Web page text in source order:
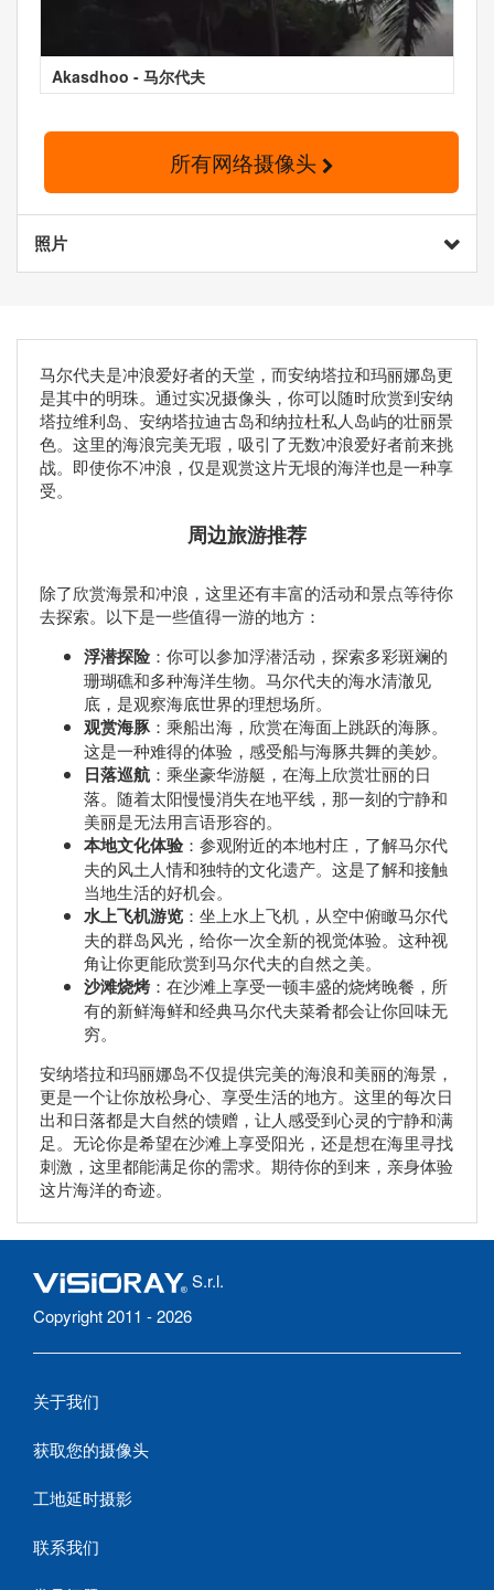
Akasdhoo - 马尔代夫
所有网络摄像头
照片
马尔代夫是冲浪爱好者的天堂，而安纳塔拉和玛丽娜岛更
是其中的明珠。通过实况摄像头，你可以随时欣赏到安纳
塔拉维利岛、安纳塔拉迪古岛和纳拉杜私人岛屿的壮丽景
色。这里的海浪完美无瑕，吸引了无数冲浪爱好者前来挑
战。即使你不冲浪，仅是观赏这片无垠的海洋也是一种享
受。
周边旅游推荐
除了欣赏海景和冲浪，这里还有丰富的活动和景点等待你
去探索。以下是一些值得一游的地方：
浮潜探险：你可以参加浮潜活动，探索多彩斑斓的
珊瑚礁和多种海洋生物。马尔代夫的海水清澈见
底，是观察海底世界的理想场所。
观赏海豚：乘船出海，欣赏在海面上跳跃的海豚。
这是一种难得的体验，感受船与海豚共舞的美妙。
日落巡航 ：乘坐豪华游艇，在海上欣赏壮丽的日
落。随着太阳慢慢消失在地平线，那一刻的宁静和
美丽是无法用言语形容的。
本地文化体验：参观附近的本地村庄，了解马尔代
夫的风土人情和独特的文化遗产。这是了解和接触
当地生活的好机会。
水上飞机游览 ：坐上水上飞机，从空中俯瞰马尔代
夫的群岛风光，给你一次全新的视觉体验。这种视
角让你更能欣赏到马尔代夫的自然之美。
沙滩烧烤：在沙滩上享受一顿丰盛的烧烤晚餐，所
有的新鲜海鲜和经典马尔代夫菜肴都会让你回味无
穷。
安纳塔拉和玛丽娜岛不仅提供完美的海浪和美丽的海景，
更是一个让你放松身心、享受生活的地方。这里的每次日
出和日落都是大自然的馈赠，让人感受到心灵的宁静和满
足。无论你是希望在沙滩上享受阳光，还是想在海里寻找
刺激，这里都能满足你的需求。期待你的到来，亲身体验
这片海洋的奇迹。
S.r.l.
Copyright 2011 - 2026
关于我们
获取您的摄像头
工地延时摄影
联系我们